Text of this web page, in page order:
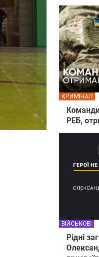
РЕБ,
КРИМІНАЛ
Рідні
ВІЙСЬКОВІ